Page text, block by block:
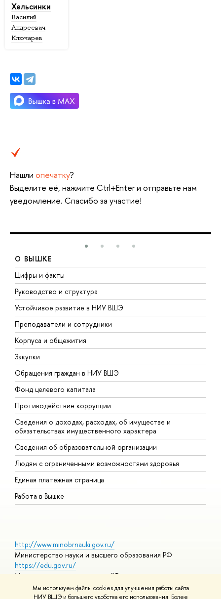
Мы используем файлы cookies для улучшения работы сайта
НИУ ВШЭ и большего удобства его использования. Более
Хельсинки
Василий
Андреевич
Ключарев
Нашли опечатку?
Выделите её, нажмите Ctrl+Enter и отправьте нам
уведомление. Спасибо за участие!
О ВЫШКЕ
Цифры и факты
Руководство и структура
Устойчивое развитие в НИУ ВШЭ
Преподаватели и сотрудники
Корпуса и общежития
Закупки
Обращения граждан в НИУ ВШЭ
Фонд целевого капитала
Противодействие коррупции
Сведения о доходах, расходах, об имуществе и
обязательствах имущественного характера
Сведения об образовательной организации
Людям с ограниченными возможностями здоровья
Единая платежная страница
Работа в Вышке
http://www.minobrnauki.gov.ru/
Министерство науки и высшего образования РФ
https://edu.gov.ru/
Министерство просвещения РФ
https://elearning.hse.ru/mooc
Массовые открытые онлайн-курсы